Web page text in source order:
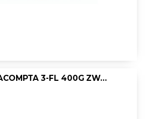
ELASTOMAP EXACOMPTA 3-FL 400G ZWART/PK25